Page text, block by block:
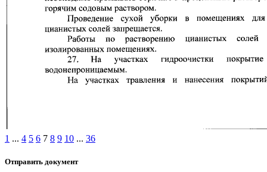
1 ... 4 5 6 7 8 9 10 ... 36
Отправить документ